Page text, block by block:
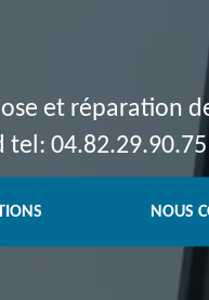
et réparation
04.82.29.90.75
NOUS